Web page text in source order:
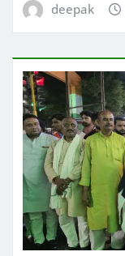
deepak